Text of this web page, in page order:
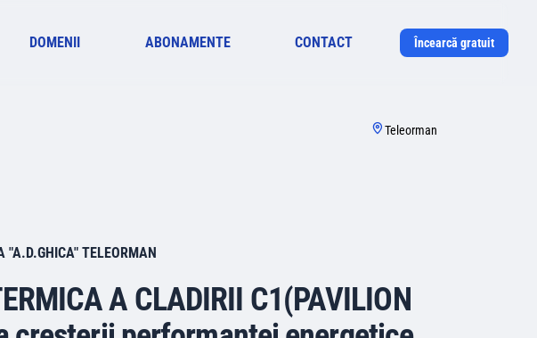
DOMENII ABONAMENTE CONTACT Încearcă gratuit
Teleorman
"A.D.GHICA" TELEORMAN
A CLADIRII C1(PAVILION